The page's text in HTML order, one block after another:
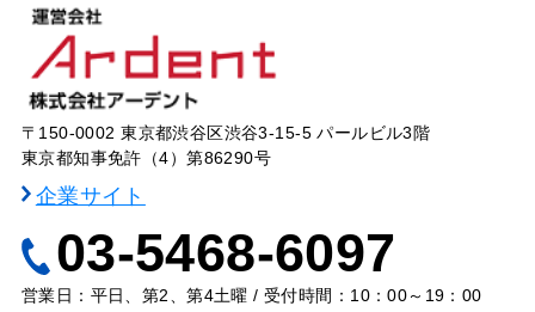
〒150-0002 東京都渋谷区渋谷3-15-5 パールビル3階
東京都知事免許（4）第86290号
企業サイト
03-5468-6097
営業日：平日、第2、第4土曜 / 受付時間：10：00～19：00